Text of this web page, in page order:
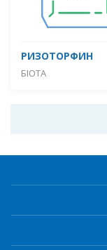
РИЗОТОРФИН
БІОТА